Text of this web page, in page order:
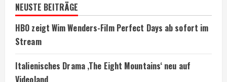
NEUSTE BEITRÄGE
HBO zeigt Wim Wenders-Film Perfect Days ab sofort im
Stream
Italienisches Drama ‚The Eight Mountains‘ neu auf
Videoland